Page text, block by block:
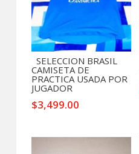
SELECCION BRASIL
CAMISETA DE
PRACTICA USADA POR
JUGADOR
$3,499.00